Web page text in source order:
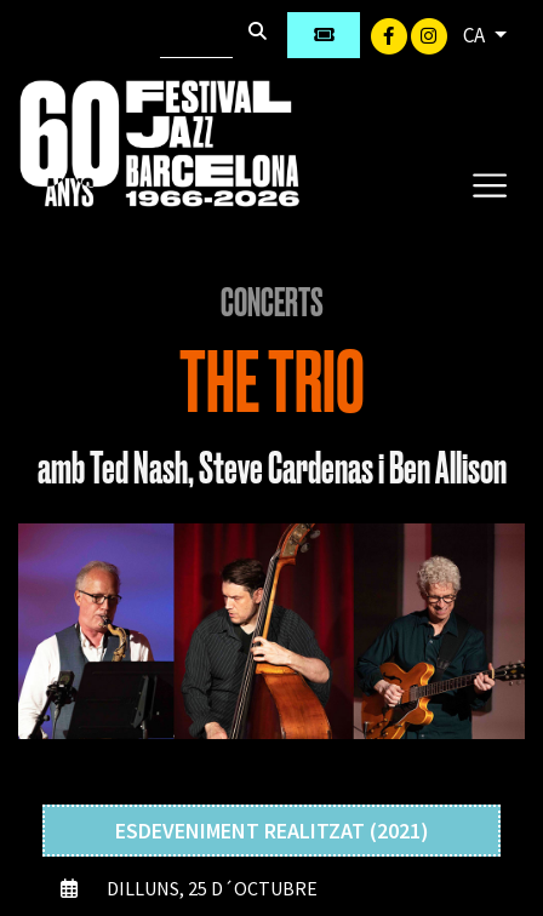
CA
CONCERTS
THE TRIO
amb Ted Nash, Steve Cardenas i Ben Allison
ESDEVENIMENT REALITZAT (2021)
DILLUNS, 25 D´OCTUBRE